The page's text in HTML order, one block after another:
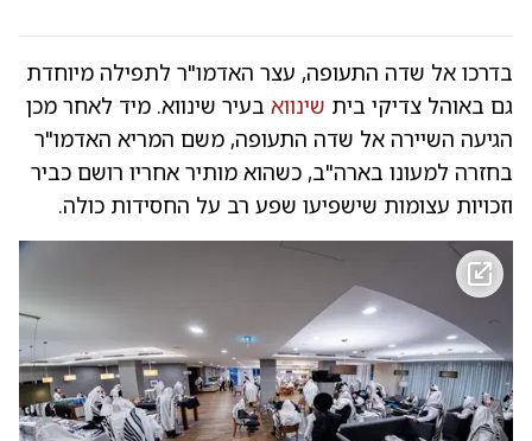
בדרכו אל שדה התעופה, עצר האדמו"ר לתפילה מיוחדת
גם באוהל צדיקי בית שינווא בעיר שינווא. מיד לאחר מכן
הגיעה השיירה אל שדה התעופה, משם המריא האדמו"ר
בחזרה למעונו בארה"ב, כשהוא מותיר אחריו רושם כביר
וזכויות עצומות שישפיעו שפע רב על החסידות כולה.